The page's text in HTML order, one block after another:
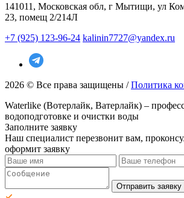
141011, Московская обл, г Мытищи, ул
23, помещ 2/214Л
+7 (925) 123-96-24 kalinin7727@yandex.ru
2026 © Все права защищены /Политика
Waterlike (Вотерлайк, Ватерлайк) –
водоподготовке и очистки воды
Заполните заявку
Наш специалист перезвонит вам,
оформит заявку
Отправить заявку